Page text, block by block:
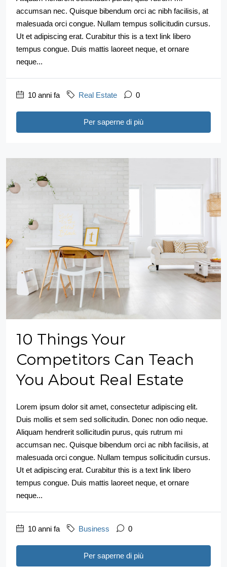
accumsan nec. Quisque bibendum orci ac nibh facilisis, at
malesuada orci congue. Nullam tempus sollicitudin cursus.
Ut et adipiscing erat. Curabitur this is a text link libero
tempus congue. Duis mattis laoreet neque, et ornare
neque...
10 anni fa Real Estate 0
Per saperne di più
10 Things Your
Competitors Can Teach
You About Real Estate
Lorem ipsum dolor sit amet, consectetur adipiscing elit.
Duis mollis et sem sed sollicitudin. Donec non odio neque.
Aliquam hendrerit sollicitudin purus, quis rutrum mi
accumsan nec. Quisque bibendum orci ac nibh facilisis, at
malesuada orci congue. Nullam tempus sollicitudin cursus.
Ut et adipiscing erat. Curabitur this is a text link libero
tempus congue. Duis mattis laoreet neque, et ornare
neque...
10 anni fa Business 0
Per saperne di più